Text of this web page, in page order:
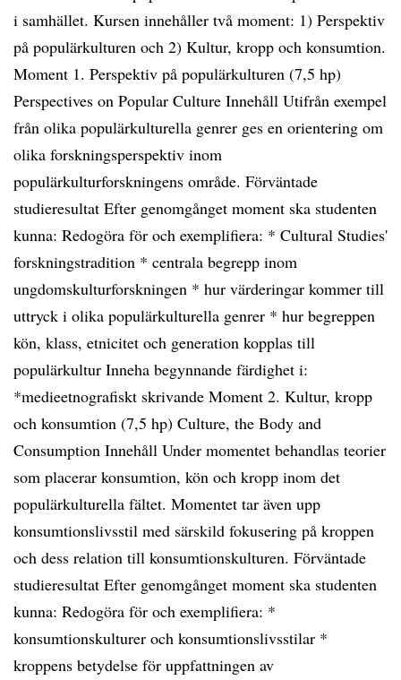
i samhället. Kursen innehåller två moment: 1) Perspektiv
på populärkulturen och 2) Kultur, kropp och konsumtion.
Moment 1. Perspektiv på populärkulturen (7,5 hp)
Perspectives on Popular Culture Innehåll Utifrån exempel
från olika populärkulturella genrer ges en orientering om
olika forskningsperspektiv inom
populärkulturforskningens område. Förväntade
studieresultat Efter genomgånget moment ska studenten
kunna: Redogöra för och exemplifiera: * Cultural Studies'
forskningstradition * centrala begrepp inom
ungdomskulturforskningen * hur värderingar kommer till
uttryck i olika populärkulturella genrer * hur begreppen
kön, klass, etnicitet och generation kopplas till
populärkultur Inneha begynnande färdighet i:
*medieetnografiskt skrivande Moment 2. Kultur, kropp
och konsumtion (7,5 hp) Culture, the Body and
Consumption Innehåll Under momentet behandlas teorier
som placerar konsumtion, kön och kropp inom det
populärkulturella fältet. Momentet tar även upp
konsumtionslivsstil med särskild fokusering på kroppen
och dess relation till konsumtionskulturen. Förväntade
studieresultat Efter genomgånget moment ska studenten
kunna: Redogöra för och exemplifiera: *
konsumtionskulturer och konsumtionslivsstilar *
kroppens betydelse för uppfattningen av